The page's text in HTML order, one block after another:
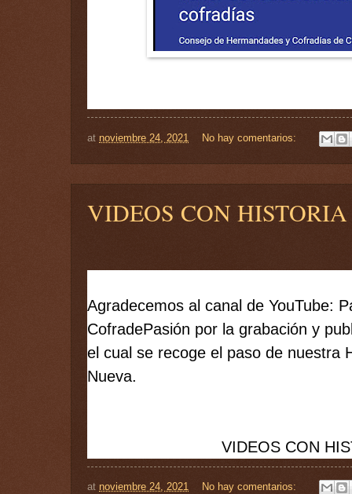
at noviembre 24, 2021 No hay comentarios:
VIDEOS CON HISTORIA
Agradecemos al canal de YouTube:
CofradePasión por la grabación y
el cual se recoge el paso de nuestra
Nueva.
VIDEOS CON
at noviembre 24, 2021 No hay comentarios: